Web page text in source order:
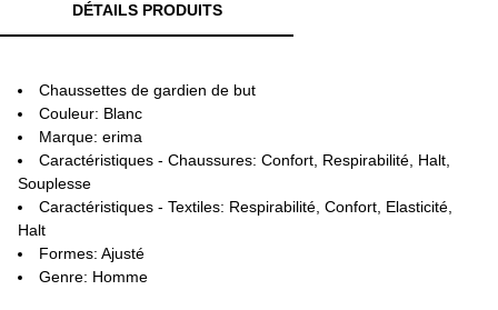
DÉTAILS PRODUITS
Chaussettes de gardien de but
Couleur: Blanc
Marque: erima
Caractéristiques - Chaussures: Confort, Respirabilité, Halt,
Souplesse
Caractéristiques - Textiles: Respirabilité, Confort, Elasticité,
Halt
Formes: Ajusté
Genre: Homme